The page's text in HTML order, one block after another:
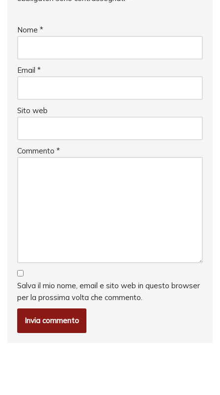
Nome *
Email *
Sito web
Commento *
Salva il mio nome, email e sito web in questo browser
per la prossima volta che commento.